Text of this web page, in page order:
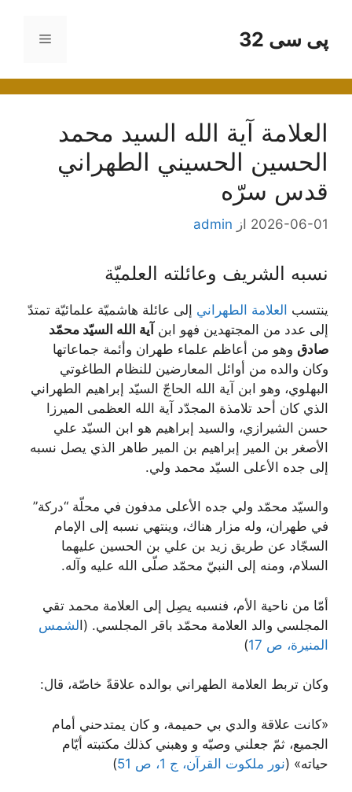
محتواپی سی 32 فهرست
العلامة آیة الله السيد محمد
الحسين الحسيني الطهراني
قدس سرّه
2026-06-01 از admin
نسبه الشريف وعائلته العلميّة
ينتسب العلامة الطهراني إلى عائلة هاشميّة علمائيّة تمتدّ
إلى عدد من المجتهدين فهو ابن آية الله السيّد محمّد
صادق وهو من أعاظم علماء طهران وأئمة جماعاتها
وكان والده من أوائل المعارضين للنظام الطاغوتي
البهلوي، وهو ابن آية الله الحاجّ السيّد إبراهيم الطهراني
الذي كان أحد تلامذة المجدّد آية الله العظمى الميرزا
حسن الشيرازي، والسيد إبراهيم هو ابن السيّد علي
الأصغر بن المير إبراهيم بن المير طاهر الذي يصل نسبه
إلى جده الأعلى السيّد محمد ولي.
والسيّد محمّد ولي جده الأعلى مدفون في محلّة “دركة”
في طهران، وله مزار هناك، وينتهي نسبه إلى الإمام
السجّاد عن طريق زيد بن علي بن الحسين عليهما
السلام، ومنه إلى النبيّ محمّد صلّى الله عليه وآله.
أمّا من ناحية الأم، فنسبه يصِل إلى العلامة محمد تقي
المجلسي والد العلامة محمّد باقر المجلسي. (الشمس
المنيرة، ص 17
)
وكان تربط العلامة الطهراني بوالده علاقةً خاصّة، قال:
«كانت علاقة والدي بي حميمة، و كان يمتدحني أمام
الجميع، ثمّ جعلني وصيّه و وهبني كذلك مكتبته أيّام
حياته» (نور ملكوت القرآن، ج 1، ص 51 )